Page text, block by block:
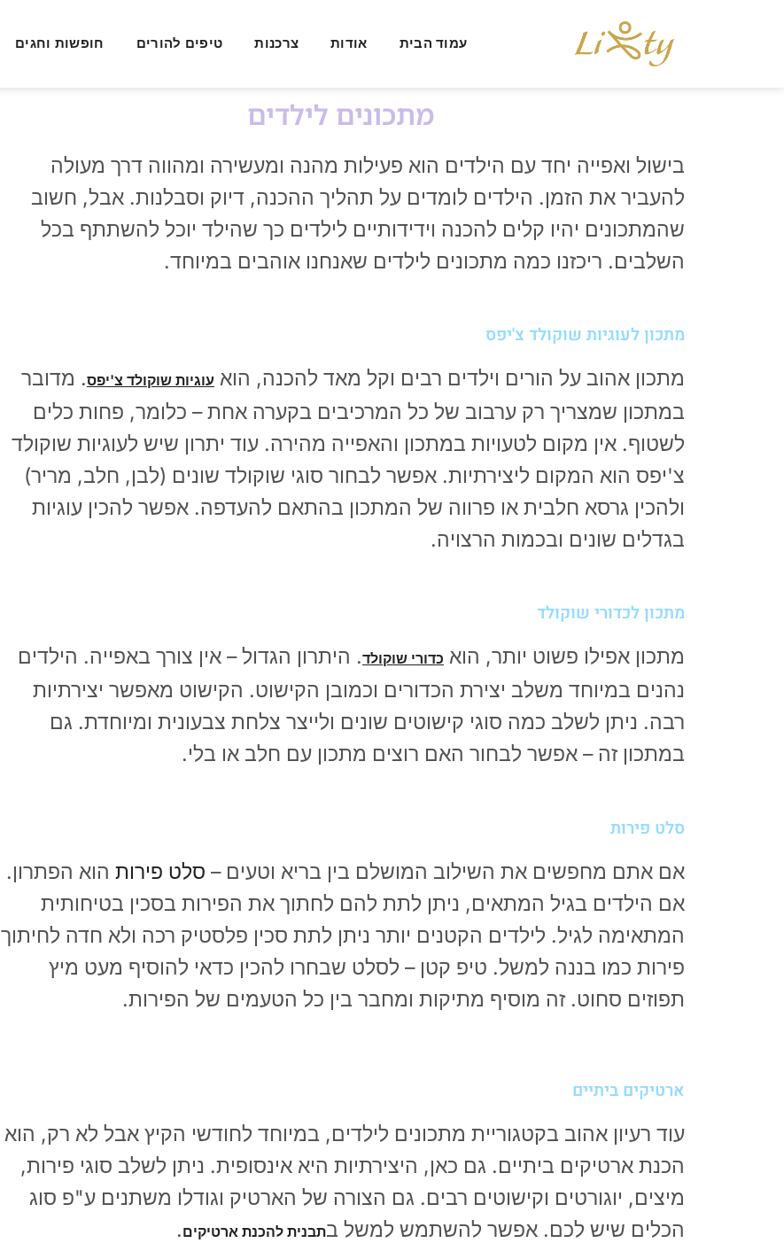
עמוד הבית אודות צרכנות טיפים להורים חופשות וחגים
מתכונים לילדים
בישול ואפייה יחד עם הילדים הוא פעילות מהנה ומעשירה ומהווה דרך מעולה
להעביר את הזמן. הילדים לומדים על תהליך ההכנה, דיוק וסבלנות. אבל, חשוב
שהמתכונים יהיו קלים להכנה וידידותיים לילדים כך שהילד יוכל להשתתף בכל
השלבים. ריכזנו כמה מתכונים לילדים שאנחנו אוהבים במיוחד.
מתכון לעוגיות שוקולד צ'יפס
מתכון אהוב על הורים וילדים רבים וקל מאד להכנה, הוא עוגיות שוקולד צ'יפס. מדובר
במתכון שמצריך רק ערבוב של כל המרכיבים בקערה אחת – כלומר, פחות כלים
לשטוף. אין מקום לטעויות במתכון והאפייה מהירה. עוד יתרון שיש לעוגיות שוקולד
צ'יפס הוא המקום ליצירתיות. אפשר לבחור סוגי שוקולד שונים (לבן, חלב, מריר)
ולהכין גרסא חלבית או פרווה של המתכון בהתאם להעדפה. אפשר להכין עוגיות
בגדלים שונים ובכמות הרצויה.
מתכון לכדורי שוקולד
מתכון אפילו פשוט יותר, הוא כדורי שוקולד. היתרון הגדול – אין צורך באפייה. הילדים
נהנים במיוחד משלב יצירת הכדורים וכמובן הקישוט. הקישוט מאפשר יצירתיות
רבה. ניתן לשלב כמה סוגי קישוטים שונים ולייצר צלחת צבעונית ומיוחדת. גם
במתכון זה – אפשר לבחור האם רוצים מתכון עם חלב או בלי.
סלט פירות
אם אתם מחפשים את השילוב המושלם בין בריא וטעים – סלט פירות הוא הפתרון.
אם הילדים בגיל המתאים, ניתן לתת להם לחתוך את הפירות בסכין בטיחותית
המתאימה לגיל. לילדים הקטנים יותר ניתן לתת סכין פלסטיק רכה ולא חדה לחיתוך
פירות כמו בננה למשל. טיפ קטן – לסלט שבחרו להכין כדאי להוסיף מעט מיץ
תפוזים סחוט. זה מוסיף מתיקות ומחבר בין כל הטעמים של הפירות.
ארטיקים ביתיים
עוד רעיון אהוב בקטגוריית מתכונים לילדים, במיוחד לחודשי הקיץ אבל לא רק, הוא
הכנת ארטיקים ביתיים. גם כאן, היצירתיות היא אינסופית. ניתן לשלב סוגי פירות,
מיצים, יוגורטים וקישוטים רבים. גם הצורה של הארטיק וגודלו משתנים ע"פ סוג
הכלים שיש לכם. אפשר להשתמש למשל בתבנית להכנת ארטיקים.